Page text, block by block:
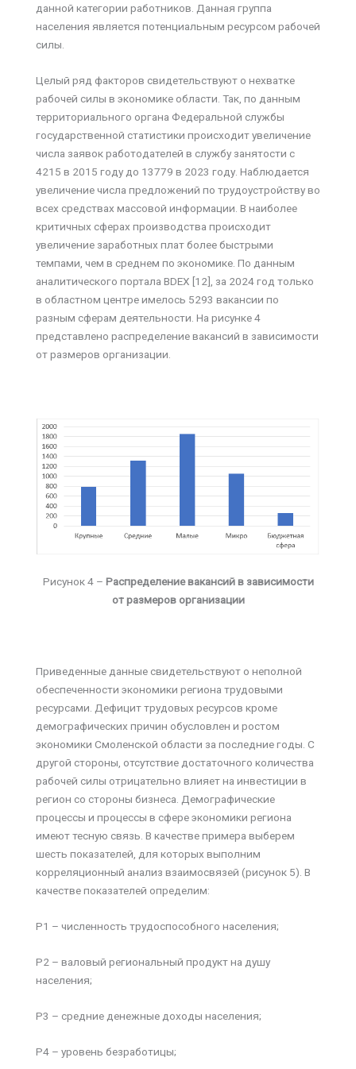
данной категории работников. Данная группа
населения является потенциальным ресурсом рабочей
силы.
Целый ряд факторов свидетельствуют о нехватке
рабочей силы в экономике области. Так, по данным
территориального органа Федеральной службы
государственной статистики происходит увеличение
числа заявок работодателей в службу занятости с
4215 в 2015 году до 13779 в 2023 году. Наблюдается
увеличение числа предложений по трудоустройству во
всех средствах массовой информации. В наиболее
критичных сферах производства происходит
увеличение заработных плат более быстрыми
темпами, чем в среднем по экономике. По данным
аналитического портала BDEX [12], за 2024 год только
в областном центре имелось 5293 вакансии по
разным сферам деятельности. На рисунке 4
представлено распределение вакансий в зависимости
от размеров организации.
Рисунок 4 – Распределение вакансий в зависимости
от размеров организации
Приведенные данные свидетельствуют о неполной
обеспеченности экономики региона трудовыми
ресурсами. Дефицит трудовых ресурсов кроме
демографических причин обусловлен и ростом
экономики Смоленской области за последние годы. С
другой стороны, отсутствие достаточного количества
рабочей силы отрицательно влияет на инвестиции в
регион со стороны бизнеса. Демографические
процессы и процессы в сфере экономики региона
имеют тесную связь. В качестве примера выберем
шесть показателей, для которых выполним
корреляционный анализ взаимосвязей (рисунок 5). В
качестве показателей определим:
P1 – численность трудоспособного населения;
P2 – валовый региональный продукт на душу
населения;
P3 – средние денежные доходы населения;
P4 – уровень безработицы;